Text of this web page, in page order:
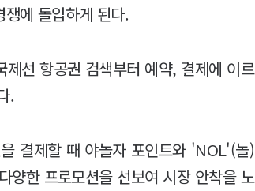
에 돌입하게 된다.
선 항공권 검색부터 예약, 결제에 이르
.
결제할 때 야놀자 포인트와 'NOL'(놀)
양한 프로모션을 선보여 시장 안착을 노